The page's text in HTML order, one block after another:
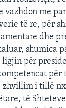
vazhdon me
të re, për
dhe
shumica
ligjin për
për
i tillë
të